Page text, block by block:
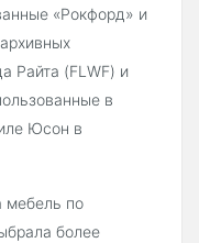
«Рокфорд» и
Райта (FLWF) и
в
Юсон в
мебель по
более